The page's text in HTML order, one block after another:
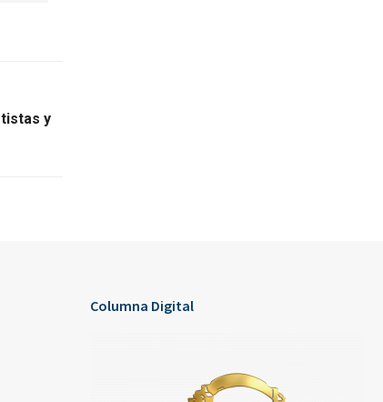
y
Columna Digital